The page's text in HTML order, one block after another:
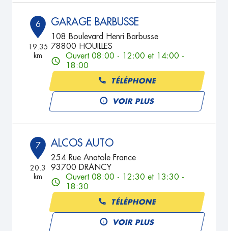
6
19.35
km
GARAGE BARBUSSE
108 Boulevard Henri Barbusse
78800 HOUILLES
Ouvert 08:00 - 12:00 et 14:00 -
18:00
TÉLÉPHONE
VOIR PLUS
7
20.3
km
ALCOS AUTO
254 Rue Anatole France
93700 DRANCY
Ouvert 08:00 - 12:30 et 13:30 -
18:30
TÉLÉPHONE
VOIR PLUS